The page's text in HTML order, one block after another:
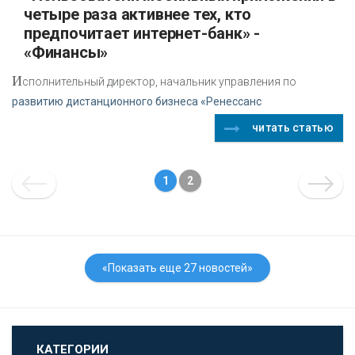
четыре раза активнее тех, кто
предпочитает интернет-банк» -
«Финансы»
Исполнительный директор, начальник управления по
развитию дистанционного бизнеса «Ренессанс
читать статью
1 2
«Показать еще 27 новостей»
КАТЕГОРИИ